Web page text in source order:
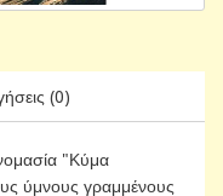
(0)
"Κύμα
ύμνους γραμμένους